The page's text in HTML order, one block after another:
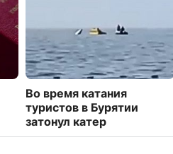
Во время катания
туристов в Бурятии
затонул катер